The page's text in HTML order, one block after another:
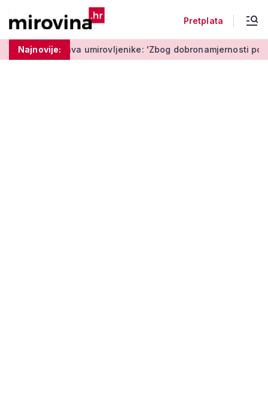
Pretplata
Najnovije:
umirovljenike: 'Zbog dobronamjernosti postaju meta